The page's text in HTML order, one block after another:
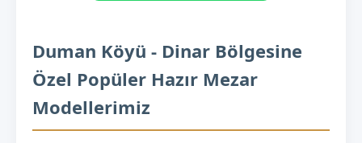
Duman Köyü - Dinar Bölgesine
Özel Popüler Hazır Mezar
Modellerimiz